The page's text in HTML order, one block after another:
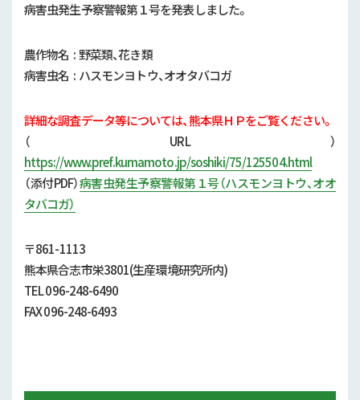
病害虫発生予察警報第１号を発表しました。
農作物名 : 野菜類、花き類
病害虫名 : ハスモンヨトウ、オオタバコガ
詳細な調査データ等については、熊本県ＨＰをご覧ください。
（URL）
https://www.pref.kumamoto.jp/soshiki/75/125504.html
（添付PDF）病害虫発生予察警報第１号（ハスモンヨトウ、オオ
タバコガ）
〒861-1113
熊本県合志市栄3801(生産環境研究所内)
TEL 096-248-6490
FAX 096-248-6493
現地情報
病害虫
試験研究
農家紹介
農業コンクール大会
農薬
2019年 (5)